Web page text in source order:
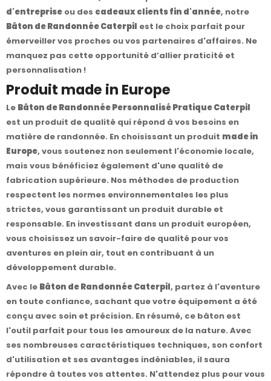
d'entreprise ou des cadeaux clients fin d'année, notre
Bâton de Randonnée Caterpil est le choix parfait pour
émerveiller vos proches ou vos partenaires d'affaires. Ne
manquez pas cette opportunité d’allier praticité et
personnalisation !
Produit made in Europe
Le Bâton de Randonnée Personnalisé Pratique Caterpil
est un produit de qualité qui répond à vos besoins en
matière de randonnée. En choisissant un produit made in
Europe, vous soutenez non seulement l'économie locale,
mais vous bénéficiez également d'une qualité de
fabrication supérieure. Nos méthodes de production
respectent les normes environnementales les plus
strictes, vous garantissant un produit durable et
responsable. En investissant dans un produit européen,
vous choisissez un savoir-faire de qualité pour vos
aventures en plein air, tout en contribuant à un
développement durable.
Avec le Bâton de Randonnée Caterpil, partez à l'aventure
en toute confiance, sachant que votre équipement a été
conçu avec soin et précision. En résumé, ce bâton est
l'outil parfait pour tous les amoureux de la nature. Avec
ses nombreuses caractéristiques techniques, son confort
d'utilisation et ses avantages indéniables, il saura
répondre à toutes vos attentes. N'attendez plus pour vous